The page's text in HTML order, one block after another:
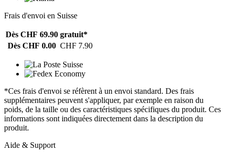
Frais d'envoi en Suisse
Dès CHF 69.90 gratuit*
Dès CHF 0.00 CHF 7.90
*Ces frais d'envoi se réfèrent à un envoi standard. Des frais
supplémentaires peuvent s'appliquer, par exemple en raison du
poids, de la taille ou des caractéristiques spécifiques du produit. Ces
informations sont indiquées directement dans la description du
produit.
Aide & Support